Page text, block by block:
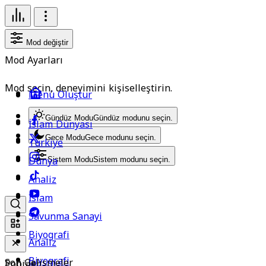
Mod değiştir
Mod Ayarları
Mod seçin, deneyimini kişiselleştirin.
Gündüz ModuGündüz modunu seçin.
Gece ModuGece modunu seçin.
Sistem ModuSistem modunu seçin.
Menü Oluştur
Analiz
Biyografi
İslam Dünyası
Türkiye
Dünya
Analiz
İslam
Savunma Sanayi
Biyografi